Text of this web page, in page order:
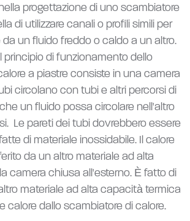
progettazione di uno scambiatore
di utilizzare canali o profili simili per
da un fluido freddo o caldo a un altro.
principio di funzionamento dello
a piastre consiste in una camera
circolano con tubi e altri percorsi di
un fluido possa circolare nell'altro
Le pareti dei tubi dovrebbero essere
di materiale inossidabile. Il calore
da un altro materiale ad alta
camera chiusa all'esterno. È fatto di
materiale ad alta capacità termica
calore dallo scambiatore di calore.